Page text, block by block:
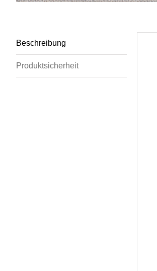
Beschreibung
Produktsicherheit